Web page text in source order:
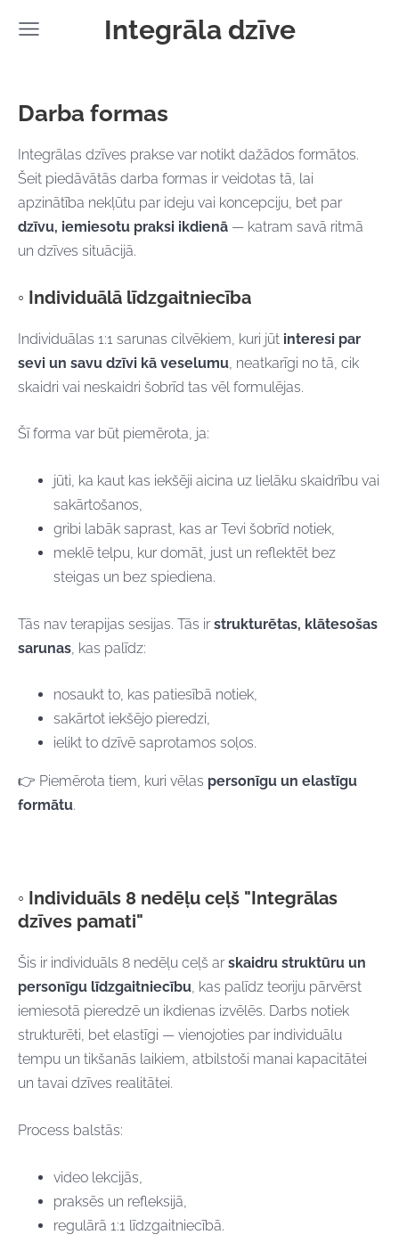
Integrāla dzīve
Darba formas
Integrālas dzīves prakse var notikt dažādos formātos.
Šeit piedāvātās darba formas ir veidotas tā, lai
apzinātība nekļūtu par ideju vai koncepciju, bet par
dzīvu, iemiesotu praksi ikdienā — katram savā ritmā
un dzīves situācijā.
◦ Individuālā līdzgaitniecība
Individuālas 1:1 sarunas cilvēkiem, kuri jūt interesi par
sevi un savu dzīvi kā veselumu, neatkarīgi no tā, cik
skaidri vai neskaidri šobrīd tas vēl formulējas.
Šī forma var būt piemērota, ja:
jūti, ka kaut kas iekšēji aicina uz lielāku skaidrību vai
sakārtošanos,
gribi labāk saprast, kas ar Tevi šobrīd notiek,
meklē telpu, kur domāt, just un reflektēt bez
steigas un bez spiediena.
Tās nav terapijas sesijas. Tās irstrukturētas, klātesošas
sarunas , kas palīdz:
nosaukt to, kas patiesībā notiek,
sakārtot iekšējo pieredzi,
ielikt to dzīvē saprotamos soļos.
👉 Piemērota tiem, kuri vēlas personīgu un elastīgu
formātu.
◦ Individuāls 8 nedēļu ceļš "Integrālas
dzīves pamati"
Šis ir individuāls 8 nedēļu ceļš arskaidru struktūru un
personīgu līdzgaitniecību, kas palīdz teoriju pārvērst
iemiesotā pieredzē un ikdienas izvēlēs. Darbs notiek
strukturēti, bet elastīgi — vienojoties par individuālu
tempu un tikšanās laikiem, atbilstoši manai kapacitātei
un tavai dzīves realitātei.
Process balstās:
video lekcijās,
praksēs un refleksijā,
regulārā 1:1 līdzgaitniecībā.